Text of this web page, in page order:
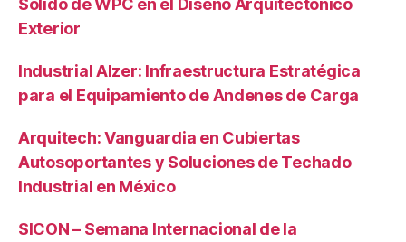
Sólido de WPC en el Diseño Arquitectónico
Exterior
Industrial Alzer: Infraestructura Estratégica
para el Equipamiento de Andenes de Carga
Arquitech: Vanguardia en Cubiertas
Autosoportantes y Soluciones de Techado
Industrial en México
SICON – Semana Internacional de la